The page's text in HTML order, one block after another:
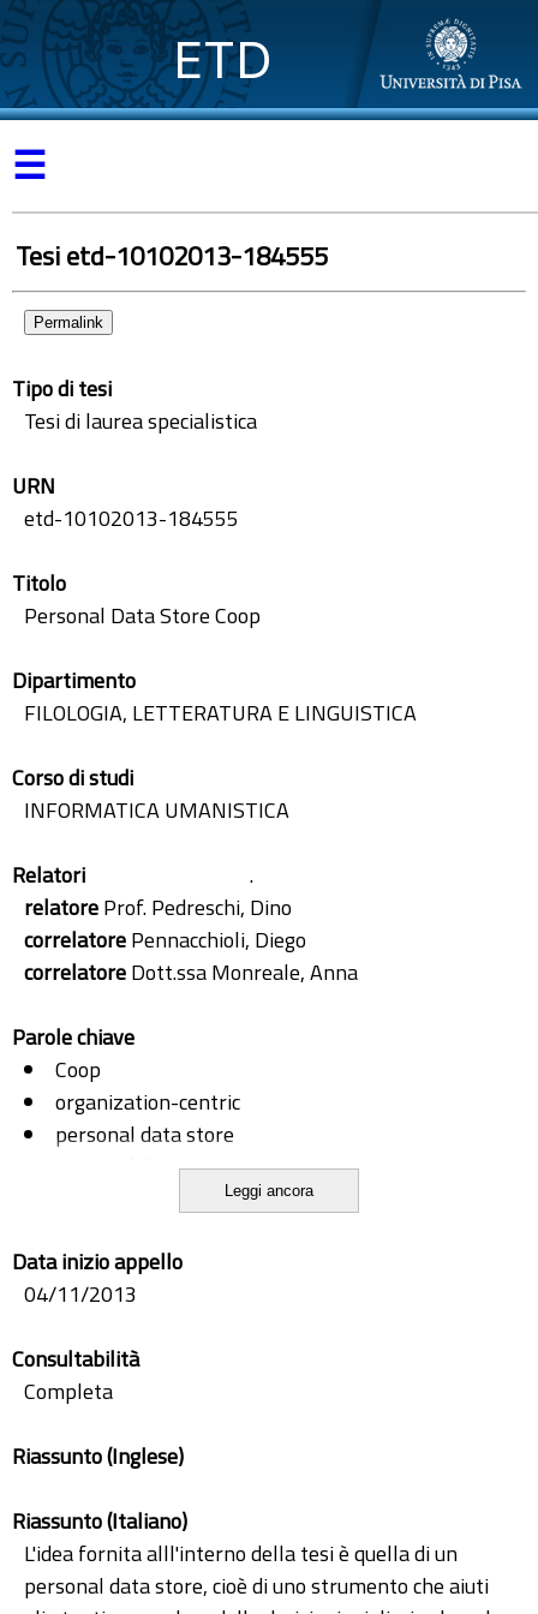
ETD
☰
Tesi etd-10102013-184555
Permalink
Tipo di tesi
Tesi di laurea specialistica
URN
etd-10102013-184555
Titolo
Personal Data Store Coop
Dipartimento
FILOLOGIA, LETTERATURA E LINGUISTICA
Corso di studi
INFORMATICA UMANISTICA
Relatori
.
relatoreProf. Pedreschi, Dino
correlatorePennacchioli, Diego
correlatoreDott.ssa Monreale, Anna
Parole chiave
Coop
organization-centric
personal data store
personal data store coop
Leggi ancora
Data inizio appello
04/11/2013
Consultabilità
Completa
Riassunto (Inglese)
Riassunto (Italiano)
L'idea fornita alll'interno della tesi è quella di un
personal data store, cioè di uno strumento che aiuti